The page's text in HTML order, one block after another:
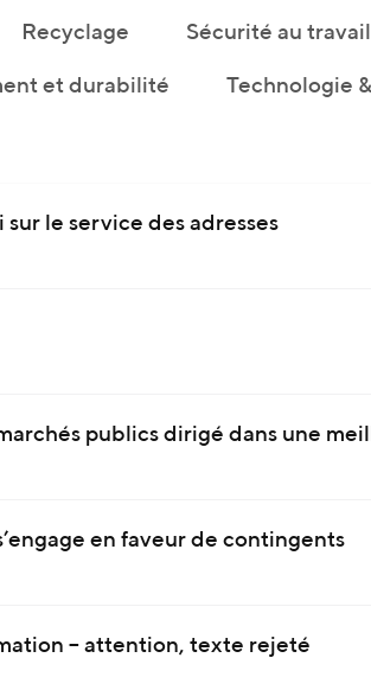
Recyclage Sécurité au travail
et durabilité Technologie
le service des adresses
publics dirigé dans une
en faveur de contingents
– attention, texte rejeté